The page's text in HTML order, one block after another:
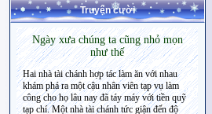
Truyện cười